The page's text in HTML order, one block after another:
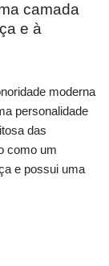
camada
e à
moderna
personalidade
das
como um
e possui uma